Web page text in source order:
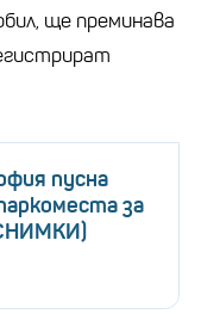
ще преминава
пусна
за